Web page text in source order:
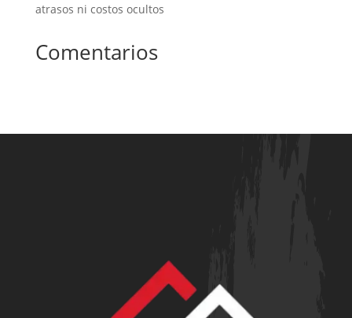
atrasos ni costos ocultos
Comentarios